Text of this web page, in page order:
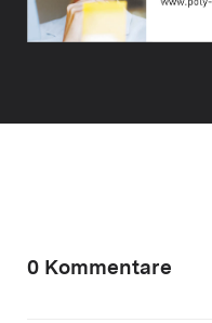
0 Kommentare